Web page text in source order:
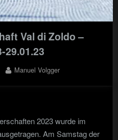
Val di Zoldo –
29.01.23
By
Manuel Volgger
2023 wurde im
Am Samstag der